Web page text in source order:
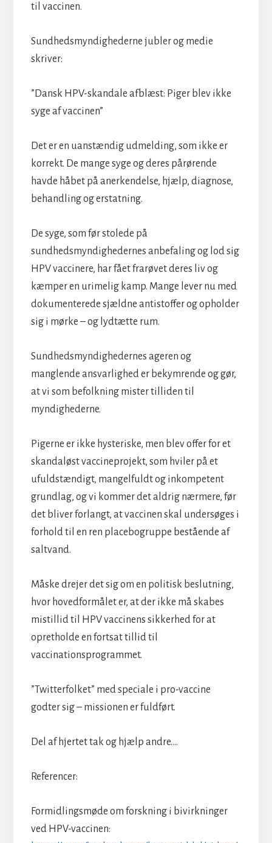
til vaccinen.
Sundhedsmyndighederne jubler og medie
skriver:
”Dansk HPV-skandale afblæst: Piger blev ikke
syge af vaccinen”
Det er en uanstændig udmelding, som ikke er
korrekt. De mange syge og deres pårørende
havde håbet på anerkendelse, hjælp, diagnose,
behandling og erstatning.
De syge, som før stolede på
sundhedsmyndighedernes anbefaling og lod sig
HPV vaccinere, har fået frarøvet deres liv og
kæmper en urimelig kamp. Mange lever nu med
dokumenterede sjældne antistoffer og opholder
sig i mørke – og lydtætte rum.
Sundhedsmyndighedernes ageren og
manglende ansvarlighed er bekymrende og gør,
at vi som befolkning mister tilliden til
myndighederne.
Pigerne er ikke hysteriske, men blev offer for et
skandaløst vaccineprojekt, som hviler på et
ufuldstændigt, mangelfuldt og inkompetent
grundlag, og vi kommer det aldrig nærmere, før
det bliver forlangt, at vaccinen skal undersøges i
forhold til en ren placebogruppe bestående af
saltvand.
Måske drejer det sig om en politisk beslutning,
hvor hovedformålet er, at der ikke må skabes
mistillid til HPV vaccinens sikkerhed for at
opretholde en fortsat tillid til
vaccinationsprogrammet.
”Twitterfolket” med speciale i pro-vaccine
godter sig – missionen er fuldført.
Del af hjertet tak og hjælp andre….
Referencer:
Formidlingsmøde om forskning i bivirkninger
ved HPV-vaccinen: